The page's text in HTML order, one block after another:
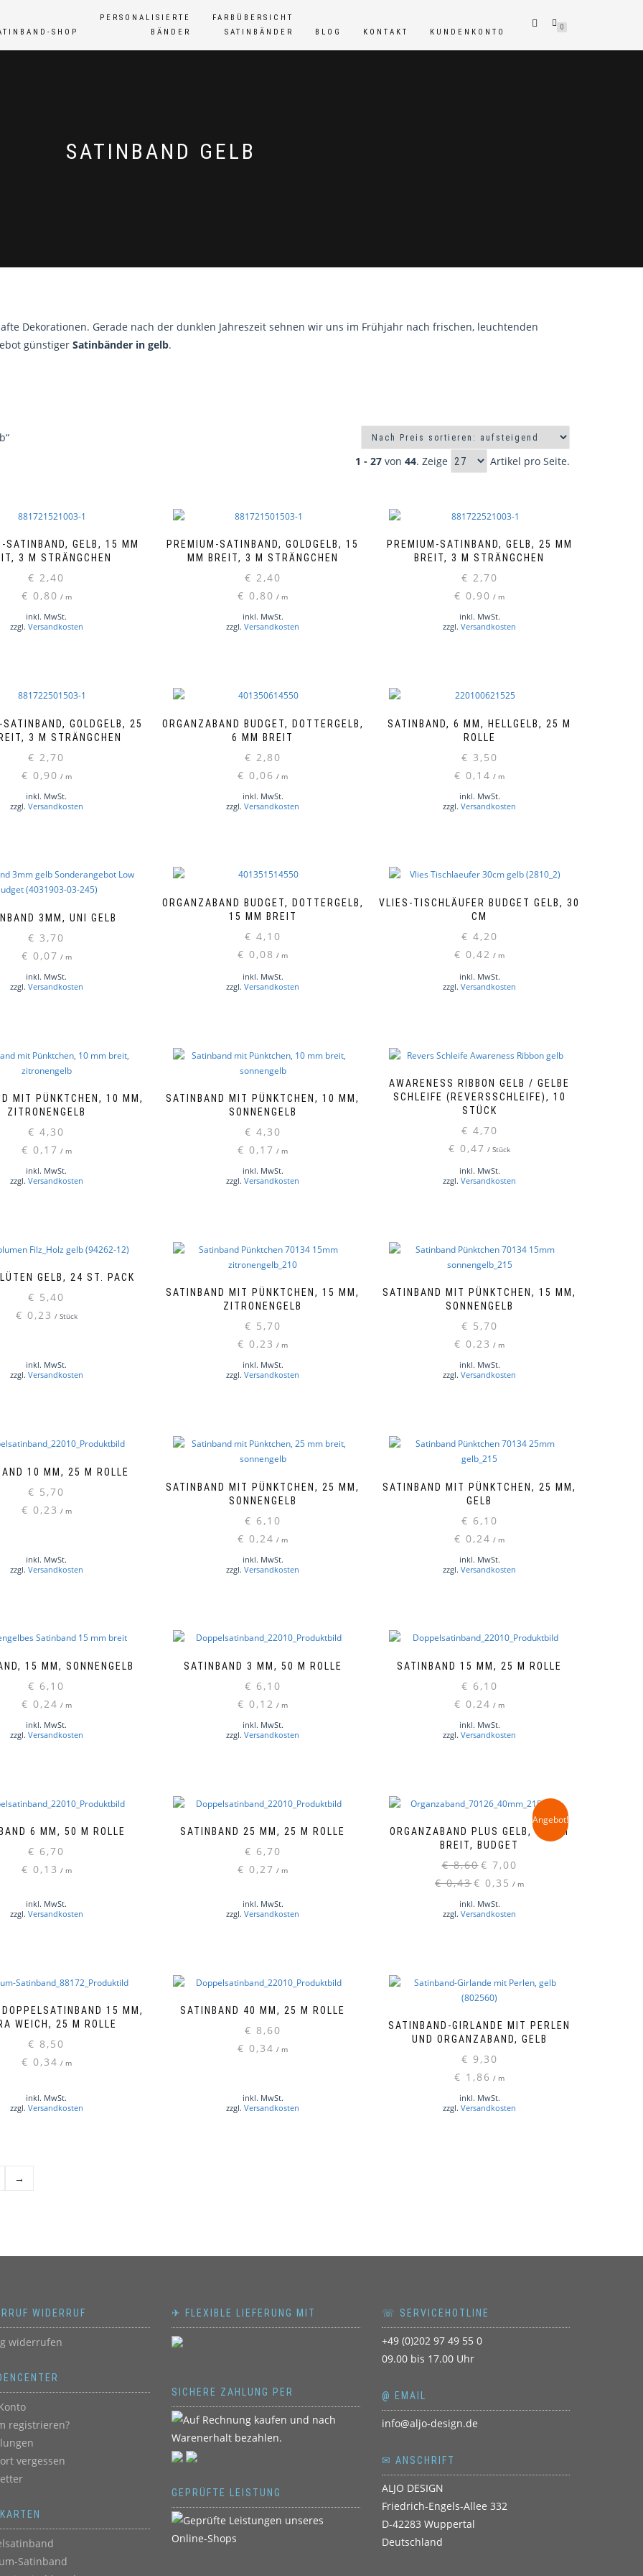
SHOP
PERSONALISIERTE
BÄNDER
FARBÜBERSICHT
SATINBÄNDER
BLOG KONTAKT KUNDENKONTO
0
SATINBAND GELB
Dekorationen. Gerade nach der dunklen Jahreszeit sehnen wir uns im Frühjahr nach frischen, leuchtenden
günstiger Satinbänder in gelb.
1 - 27 von 44. Zeige Artikel pro Seite.
SATINBAND, GELB, 15 MM
3 M STRÄNGCHEN
€ 2,40
€ 0,80 / m
inkl. MwSt.
zzgl. Versandkosten
PREMIUM-SATINBAND, GOLDGELB, 15
MM BREIT, 3 M STRÄNGCHEN
€ 2,40
€ 0,80 / m
inkl. MwSt.
zzgl.Versandkosten
PREMIUM-SATINBAND, GELB, 25 MM
BREIT, 3 M STRÄNGCHEN
€ 2,70
€ 0,90 / m
inkl. MwSt.
zzgl.Versandkosten
SATINBAND, GOLDGELB, 25
3 M STRÄNGCHEN
€ 2,70
€ 0,90 / m
inkl. MwSt.
zzgl. Versandkosten
ORGANZABAND BUDGET, DOTTERGELB,
6 MM BREIT
€ 2,80
€ 0,06 / m
inkl. MwSt.
zzgl.Versandkosten
SATINBAND, 6 MM, HELLGELB, 25 M
ROLLE
€ 3,50
€ 0,14 / m
inkl. MwSt.
zzgl.Versandkosten
3MM, UNI GELB
€ 3,70
€ 0,07 / m
inkl. MwSt.
zzgl. Versandkosten
ORGANZABAND BUDGET, DOTTERGELB,
15 MM BREIT
€ 4,10
€ 0,08 / m
inkl. MwSt.
zzgl.Versandkosten
VLIES-TISCHLÄUFER BUDGET GELB, 30
CM
€ 4,20
€ 0,42 / m
inkl. MwSt.
zzgl.Versandkosten
MIT PÜNKTCHEN, 10 MM,
ZITRONENGELB
€ 4,30
€ 0,17 / m
inkl. MwSt.
zzgl. Versandkosten
SATINBAND MIT PÜNKTCHEN, 10 MM,
SONNENGELB
€ 4,30
€ 0,17 / m
inkl. MwSt.
zzgl.Versandkosten
AWARENESS RIBBON GELB / GELBE
SCHLEIFE (REVERSSCHLEIFE), 10
STÜCK
€ 4,70
€ 0,47 /Stück
inkl. MwSt.
zzgl.Versandkosten
GELB, 24 ST. PACK
€ 5,40
€ 0,23 / Stück
inkl. MwSt.
zzgl. Versandkosten
SATINBAND MIT PÜNKTCHEN, 15 MM,
ZITRONENGELB
€ 5,70
€ 0,23 / m
inkl. MwSt.
zzgl.Versandkosten
SATINBAND MIT PÜNKTCHEN, 15 MM,
SONNENGELB
€ 5,70
€ 0,23 / m
inkl. MwSt.
zzgl.Versandkosten
10 MM, 25 M ROLLE
€ 5,70
€ 0,23 / m
inkl. MwSt.
zzgl. Versandkosten
SATINBAND MIT PÜNKTCHEN, 25 MM,
SONNENGELB
€ 6,10
€ 0,24 / m
inkl. MwSt.
zzgl.Versandkosten
SATINBAND MIT PÜNKTCHEN, 25 MM,
GELB
€ 6,10
€ 0,24 / m
inkl. MwSt.
zzgl.Versandkosten
15 MM, SONNENGELB
€ 6,10
€ 0,24 / m
inkl. MwSt.
zzgl. Versandkosten
SATINBAND 3 MM, 50 M ROLLE
€ 6,10
€ 0,12 / m
inkl. MwSt.
zzgl.Versandkosten
Optionen
SATINBAND 15 MM, 25 M ROLLE
€ 6,10
€ 0,24 / m
inkl. MwSt.
zzgl.Versandkosten
Optionen
auf
6 MM, 50 M ROLLE
€ 6,70
€ 0,13 / m
inkl. MwSt.
zzgl. Versandkosten
SATINBAND 25 MM, 25 M ROLLE
€ 6,70
€ 0,27 / m
inkl. MwSt.
zzgl.Versandkosten
können
ORGANZABAND PLUS GELB, 40 MM
BREIT, BUDGET
Angebot!
€8,60Ursprünglicher
Preis
€ 8,60
€ 7,00
€0,43€ 0,35 / m
inkl. MwSt.
zzgl.Versandkosten
DOPPELSATINBAND 15 MM,
WEICH, 25 M ROLLE
€ 8,50
€ 0,34 / m
inkl. MwSt.
zzgl. Versandkosten
SATINBAND 40 MM, 25 M ROLLE
€ 8,60
€ 0,34 / m
inkl. MwSt.
zzgl.Versandkosten
SATINBAND-GIRLANDE MIT PERLEN
UND ORGANZABAND, GELB
€ 9,30
€ 1,86 / m
inkl. MwSt.
zzgl.Versandkosten
→
WIDERRUF
widerrufen
registrieren?
vergessen
Satinband
✈ FLEXIBLE LIEFERUNG MIT
SICHERE ZAHLUNG PER
GEPRÜFTE LEISTUNG
☏ SERVICEHOTLINE
+49 (0)202 97 49 55 0
09.00 bis 17.00 Uhr
@ EMAIL
info@aljo-design.de
✉ ANSCHRIFT
ALJO DESIGN
Friedrich-Engels-Allee 332
D-42283 Wuppertal
Deutschland